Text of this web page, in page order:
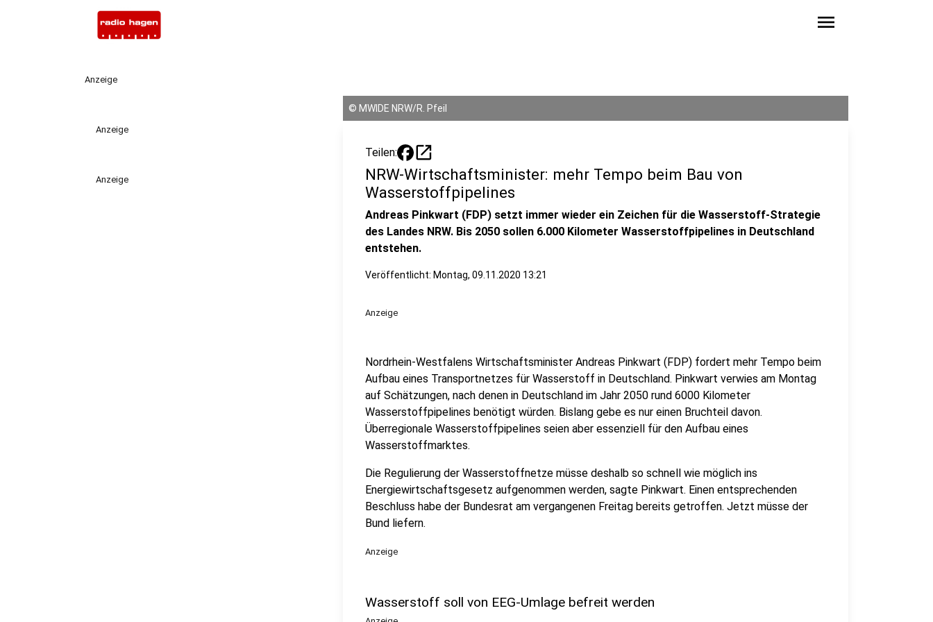
menu
Anzeige
Anzeige
Anzeige
© MWIDE NRW/R. Pfeil
Teilen: open_in_new
NRW-Wirtschaftsminister: mehr Tempo beim Bau von
Wasserstoffpipelines
Andreas Pinkwart (FDP) setzt immer wieder ein Zeichen für die Wasserstoff-Strategie
des Landes NRW. Bis 2050 sollen 6.000 Kilometer Wasserstoffpipelines in Deutschland
entstehen.
Veröffentlicht: Montag, 09.11.2020 13:21
Anzeige
Nordrhein-Westfalens Wirtschaftsminister Andreas Pinkwart (FDP) fordert mehr Tempo beim
Aufbau eines Transportnetzes für Wasserstoff in Deutschland. Pinkwart verwies am Montag
auf Schätzungen, nach denen in Deutschland im Jahr 2050 rund 6000 Kilometer
Wasserstoffpipelines benötigt würden. Bislang gebe es nur einen Bruchteil davon.
Überregionale Wasserstoffpipelines seien aber essenziell für den Aufbau eines
Wasserstoffmarktes.
Die Regulierung der Wasserstoffnetze müsse deshalb so schnell wie möglich ins
Energiewirtschaftsgesetz aufgenommen werden, sagte Pinkwart. Einen entsprechenden
Beschluss habe der Bundesrat am vergangenen Freitag bereits getroffen. Jetzt müsse der
Bund liefern.
Anzeige
Wasserstoff soll von EEG-Umlage befreit werden